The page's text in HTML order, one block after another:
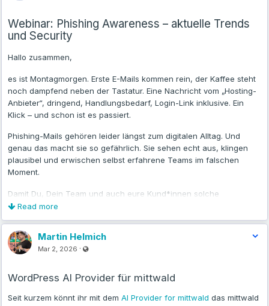
Webinar: Phishing Awareness – aktuelle Trends
und Security
Hallo zusammen,
es ist Montagmorgen. Erste E-Mails kommen rein, der Kaffee steht
noch dampfend neben der Tastatur. Eine Nachricht vom „Hosting-
Anbieter“, dringend, Handlungsbedarf, Login-Link inklusive. Ein
Klick – und schon ist es passiert.
Phishing-Mails gehören leider längst zum digitalen Alltag. Und
genau das macht sie so gefährlich. Sie sehen echt aus, klingen
plausibel und erwischen selbst erfahrene Teams im falschen
Moment.
Damit Du, Dein Team und auch eure Kund*innen solche
Situationen souverän meistert, haben wir ein
und ohne erhobenen Zeigefinger.
Darum geht’s im Webinar:
Was Phishing wirklich ist – und warum es immer besser wird
Beispiele)
Read more
Martin Helmich
Mar 2, 2026 ·
WordPress AI Provider für mittwald
Seit kurzem könnt ihr mit dem AI Provider for mittwald das mittwald